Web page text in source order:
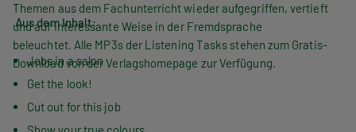
Themen aus dem Fachunterricht wieder aufgegriffen, vertieft
und auf interessante Weise in der Fremdsprache
beleuchtet. Alle MP3s der Listening Tasks stehen zum Gratis-
Download von der Verlagshomepage zur Verfügung.
Aus dem Inhalt:
Jobs in a salon
Get the look!
Cut out for this job